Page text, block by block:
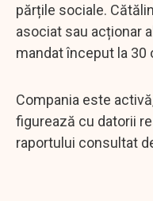
părțile sociale.
asociat sau acționar
mandat început la 30
Compania este
figurează cu datorii
raportului consultat